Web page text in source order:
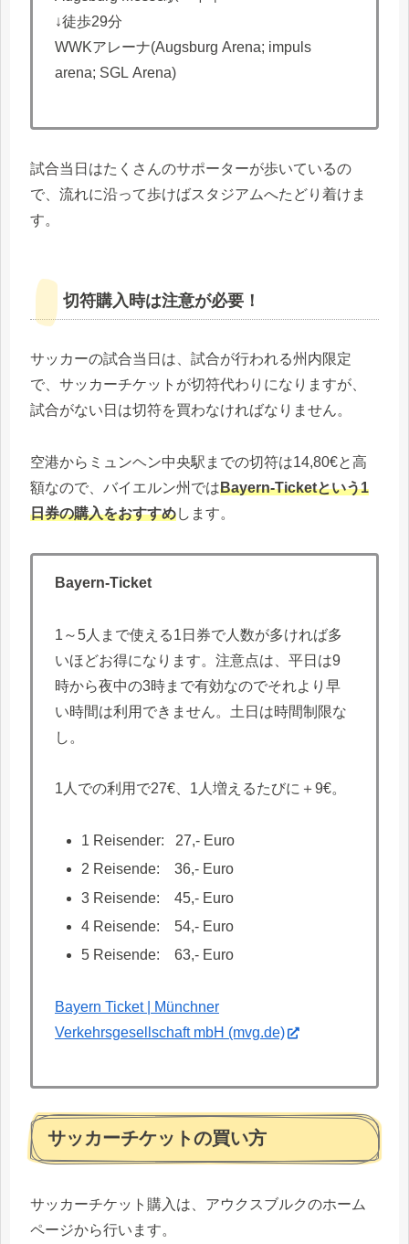
↓徒歩29分
WWKアレーナ(Augsburg Arena; impuls
arena; SGL Arena)
試合当日はたくさんのサポーターが歩いているの
で、流れに沿って歩けばスタジアムへたどり着けま
す。
切符購入時は注意が必要！
サッカーの試合当日は、試合が行われる州内限定
で、サッカーチケットが切符代わりになりますが、
試合がない日は切符を買わなければなりません。
空港からミュンヘン中央駅までの切符は14,80€と高
額なので、バイエルン州ではBayern-Ticketという1
日券の購入をおすすめします。
Bayern-Ticket
1～5人まで使える1日券で人数が多ければ多
いほどお得になります。注意点は、平日は9
時から夜中の3時まで有効なのでそれより早
い時間は利用できません。土日は時間制限な
し。
1人での利用で27€、1人増えるたびに＋9€。
1 Reisender: 27,- Euro
2 Reisende: 36,- Euro
3 Reisende: 45,- Euro
4 Reisende: 54,- Euro
5 Reisende: 63,- Euro
Bayern Ticket | Münchner
Verkehrsgesellschaft mbH (mvg.de)
サッカーチケットの買い方
サッカーチケット購入は、アウクスブルクのホーム
ページから行います。